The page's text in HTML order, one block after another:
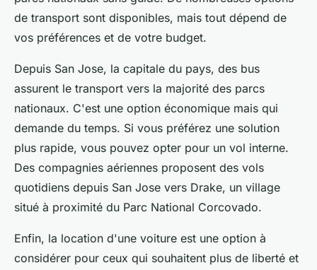
de transport sont disponibles, mais tout dépend de
vos préférences et de votre budget.
Depuis San Jose, la capitale du pays, des bus
assurent le transport vers la majorité des parcs
nationaux. C'est une option économique mais qui
demande du temps. Si vous préférez une solution
plus rapide, vous pouvez opter pour un vol interne.
Des compagnies aériennes proposent des vols
quotidiens depuis San Jose vers Drake, un village
situé à proximité du Parc National Corcovado.
Enfin, la location d'une voiture est une option à
considérer pour ceux qui souhaitent plus de liberté et